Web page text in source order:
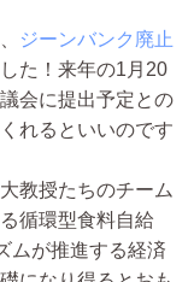
ジーンバンク廃止
た！来年の1月20
会に提出予定との
れるといいのです
教授たちのチーム
循環型食料自給
ムが推進する経済